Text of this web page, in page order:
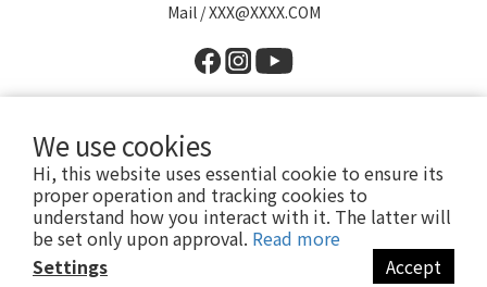
We use cookies
Hi, this website uses essential cookie to ensure its
proper operation and tracking cookies to
understand how you interact with it. The latter will
be set only upon approval. Read more
Settings
Accept
Mail / XXX@XXXX.COM
版權所有 © 2026 PQI 勁永國際股份有限公司 保留所有權利
台北市中山區八德路二段260號3樓
｜
隱私政策